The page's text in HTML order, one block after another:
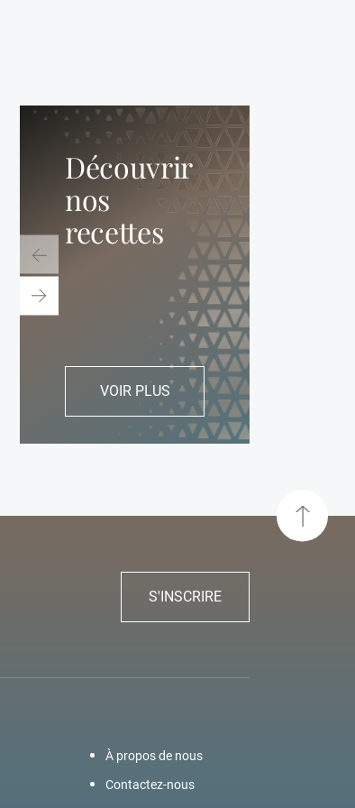
Découvrir
nos
recettes
VOIR PLUS
gyoza asiatiques
S'INSCRIRE
À propos de nous
Contactez-nous